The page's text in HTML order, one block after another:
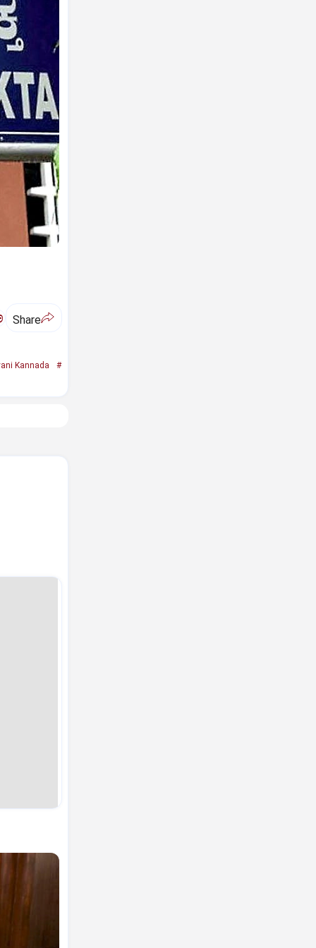
Share
Kannada #